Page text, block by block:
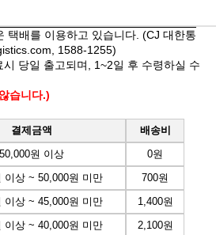
택배를 이용하고 있습니다. (CJ 대한통
, 1588-1255)
당일 출고되며, 1~2일 후 수령하실 수
습니다.)
결제금액
배송비
50,000원 이상
0원
이상 ~ 50,000원 미만
700원
이상 ~ 45,000원 미만
1,400원
이상 ~ 40,000원 미만
2,100원